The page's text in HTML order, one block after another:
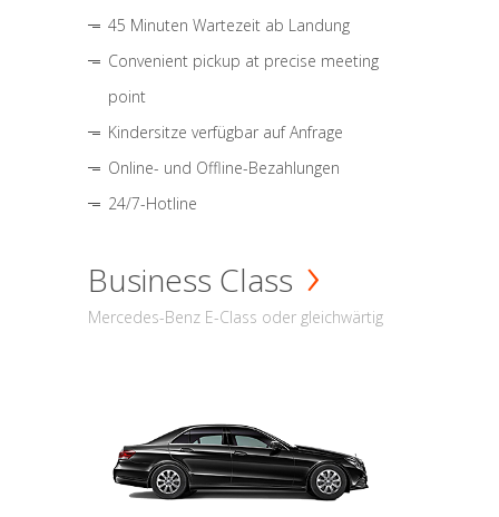
45 Minuten Wartezeit ab Landung
Convenient pickup at precise meeting
point
Kindersitze verfügbar auf Anfrage
Online- und Offline-Bezahlungen
24/7-Hotline
Business Class
Mercedes-Benz E-Class oder gleichwärtig